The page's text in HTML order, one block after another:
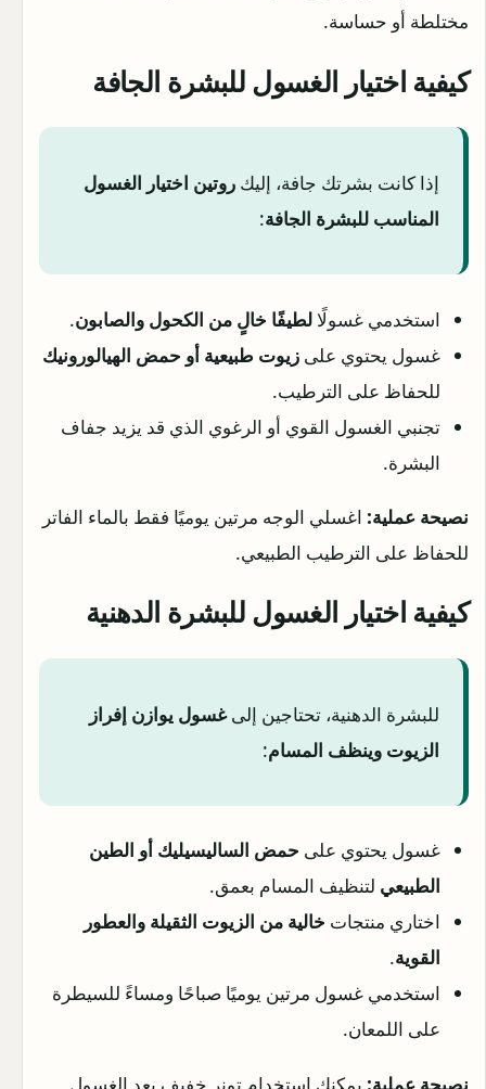
مختلطة أو حساسة.
كيفية اختيار الغسول للبشرة الجافة
إذا كانت بشرتك جافة، إليك روتين اختيار الغسول
المناسب للبشرة الجافة:
استخدمي غسولًا لطيفًا خالٍ من الكحول والصابون.
غسول يحتوي على زيوت طبيعية أو حمض الهيالورونيك
للحفاظ على الترطيب.
تجنبي الغسول القوي أو الرغوي الذي قد يزيد جفاف
البشرة.
نصيحة عملية: اغسلي الوجه مرتين يوميًا فقط بالماء الفاتر
للحفاظ على الترطيب الطبيعي.
كيفية اختيار الغسول للبشرة الدهنية
للبشرة الدهنية، تحتاجين إلىغسول يوازن إفراز
الزيوت وينظف المسام:
غسول يحتوي على حمض الساليسيليك أو الطين
الطبيعي لتنظيف المسام بعمق.
اختاري منتجات خالية من الزيوت الثقيلة والعطور
القوية.
استخدمي غسول مرتين يوميًا صباحًا ومساءً للسيطرة
على اللمعان.
نصيحة عملية: يمكنك استخدام تونر خفيف بعد الغسول